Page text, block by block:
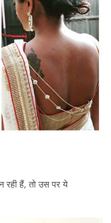
रही हैं, तो उस पर ये